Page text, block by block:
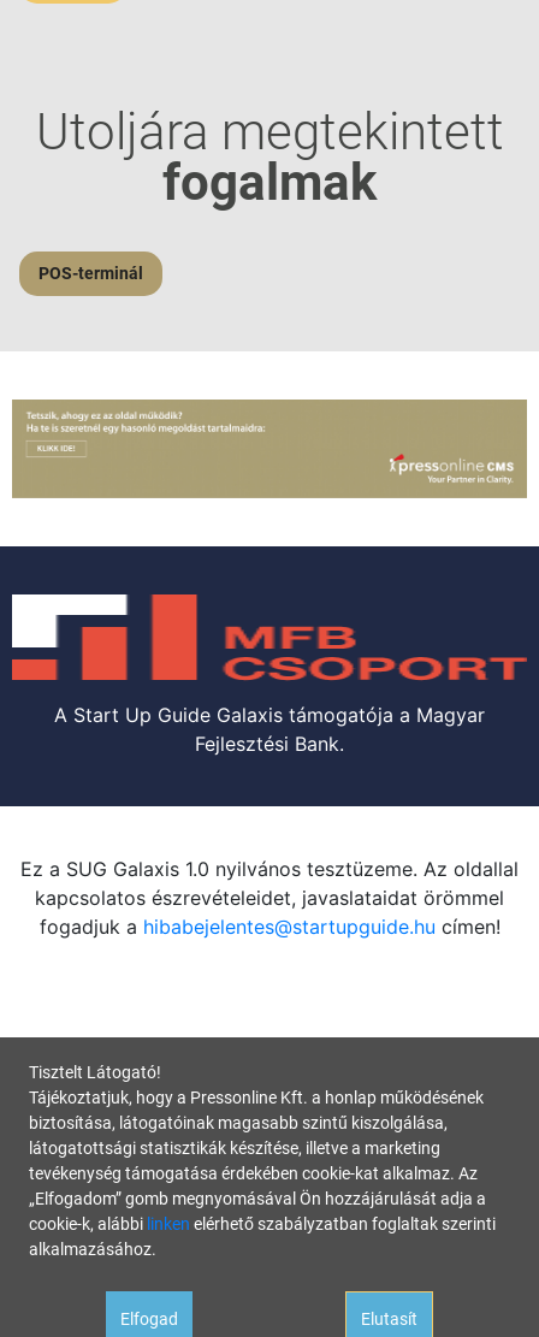
Utoljára megtekintett
fogalmak
POS-terminál
A Start Up Guide Galaxis támogatója a Magyar
Fejlesztési Bank.
Ez a SUG Galaxis 1.0 nyilvános tesztüzeme. Az oldallal
kapcsolatos észrevételeidet, javaslataidat örömmel
fogadjuk a hibabejelentes@startupguide.hu címen!
Tisztelt Látogató!
Tájékoztatjuk, hogy a Pressonline Kft. a honlap működésének
biztosítása, látogatóinak magasabb szintű kiszolgálása,
látogatottsági statisztikák készítése, illetve a marketing
tevékenység támogatása érdekében cookie-kat alkalmaz. Az
„Elfogadom” gomb megnyomásával Ön hozzájárulását adja a
cookie-k, alábbi linken elérhető szabályzatban foglaltak szerinti
alkalmazásához.
Elfogad Elutasít